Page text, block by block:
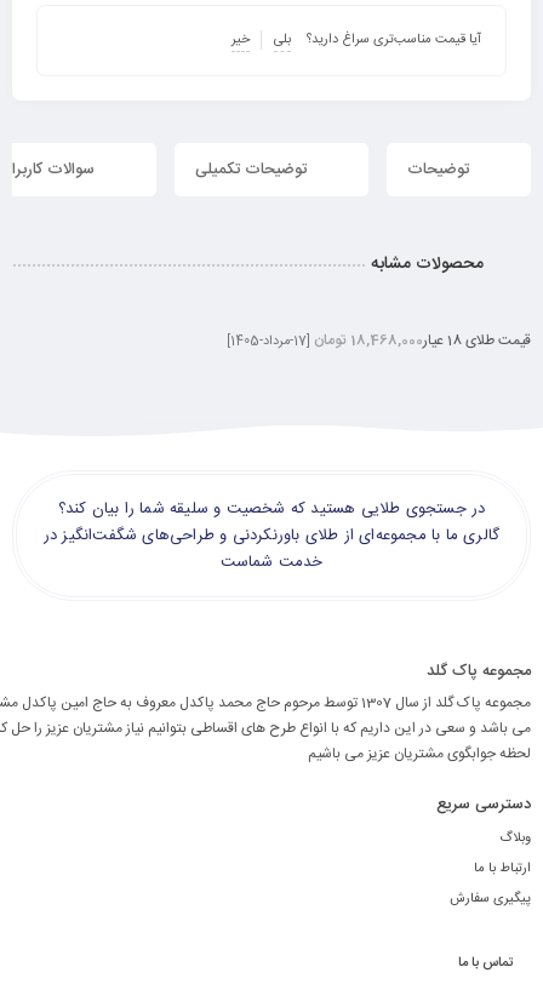
آیا قیمت مناسب‌تری سراغ دارید؟ بلی خیر
توضیحات توضیحات تکمیلی سوالات کاربران
محصولات مشابه
قیمت طلای 18 عیار 18,468,000 تومان [17-مرداد-1405]
در جستجوی طلایی هستید که شخصیت و سلیقه شما را بیان کند؟
گالری ما با مجموعه‌ای از طلای باورنکردنی و طراحی‌های شگفت‌انگیز در
خدمت شماست
مجموعه پاک گلد
مجموعه پاک گلد از سال 1307 توسط مرحوم حاج محمد پاکدل معروف به حاج امین
می باشد و سعی در این داریم که با انواع طرح های اقساطی بتوانیم نیاز مشتریان عزیز را حل
لحظه جوابگوی مشتریان عزیز می باشیم
دسترسی سریع
وبلاگ
ارتباط با ما
پیگیری سفارش
تماس با ما